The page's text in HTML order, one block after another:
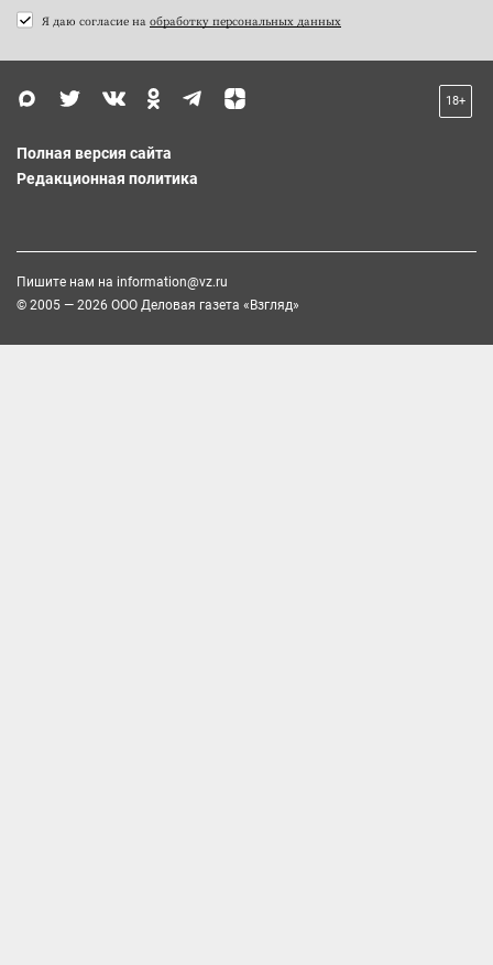
Я даю согласие на обработку персональных данных
18+
Полная версия сайта
Редакционная политика
Пишите нам на information@vz.ru
© 2005 — 2026 ООО Деловая газета «Взгляд»